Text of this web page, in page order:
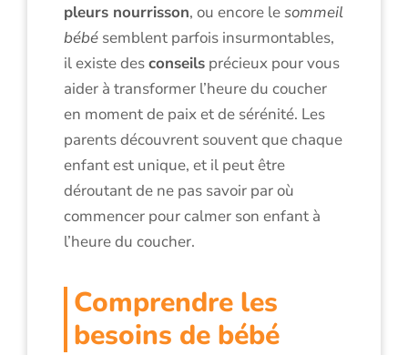
pleurs nourrisson, ou encore lesommeil
bébé semblent parfois insurmontables,
il existe desconseils précieux pour vous
aider à transformer l’heure du coucher
en moment de paix et de sérénité. Les
parents découvrent souvent que chaque
enfant est unique, et il peut être
déroutant de ne pas savoir par où
commencer pour calmer son enfant à
l’heure du coucher.
Comprendre les
besoins de bébé